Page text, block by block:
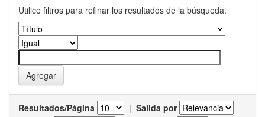
Utilice filtros para refinar los resultados de la búsqueda.
Resultados/Página | Salida por